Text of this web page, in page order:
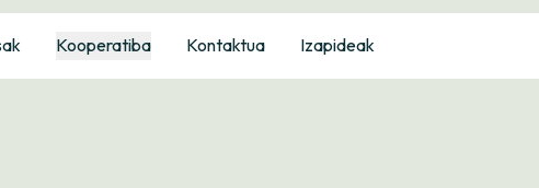
Kooperatiba Kontaktua Izapideak